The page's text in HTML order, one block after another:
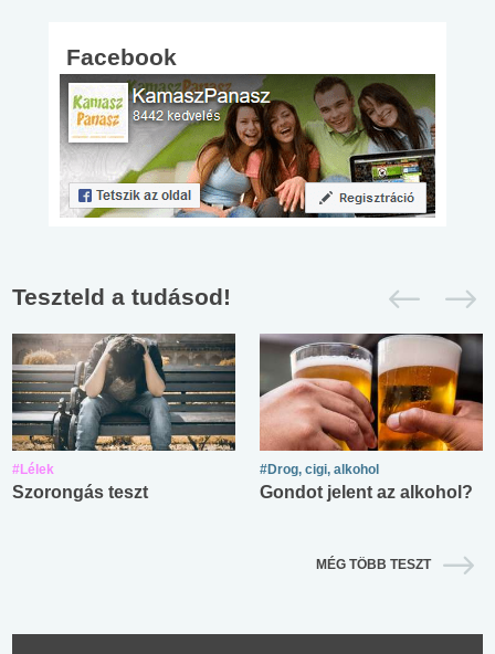
Facebook
Teszteld a tudásod!
#Lélek
Szorongás teszt
#Drog, cigi, alkohol
Gondot jelent az alkohol?
MÉG TÖBB TESZT